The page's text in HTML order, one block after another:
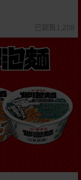
已銷售1,208